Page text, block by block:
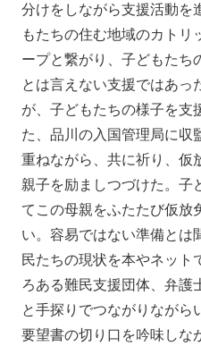
分けをしながら支援活動を
もたちの住む地域のカト
ープと繋がり、子どもたち
とは言えない支援ではあっ
が、子どもたちの様子を支
た、品川の入国管理局に収
重ねながら、共に祈り、仮
親子を励ましつづけた。子
てこの母親をふたたび仮放
い。容易ではない準備とは
民たちの現状を本やネット
ろある難民支援団体、弁護
と手探りでつながりながら
要望書の切り口を吟味しな